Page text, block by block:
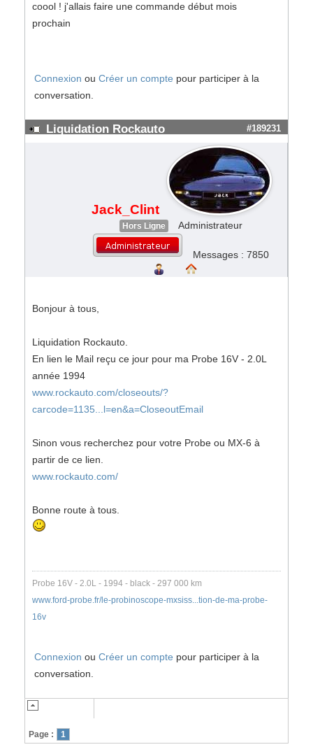
coool ! j'allais faire une commande début mois
prochain
Connexion ou Créer un compte pour participer à la
conversation.
Liquidation Rockauto #189231
Jack_Clint
Hors Ligne Administrateur
Messages : 7850
Bonjour à tous,
Liquidation Rockauto.
En lien le Mail reçu ce jour pour ma Probe 16V - 2.0L
année 1994
www.rockauto.com/closeouts/?
carcode=1135...l=en&a=CloseoutEmail
Sinon vous recherchez pour votre Probe ou MX-6 à
partir de ce lien.
www.rockauto.com/
Bonne route à tous.
Probe 16V - 2.0L - 1994 - black - 297 000 km
www.ford-probe.fr/le-probinoscope-mxsiss...tion-de-ma-probe-
16v
Connexion ou Créer un compte pour participer à la
conversation.
Page : 1